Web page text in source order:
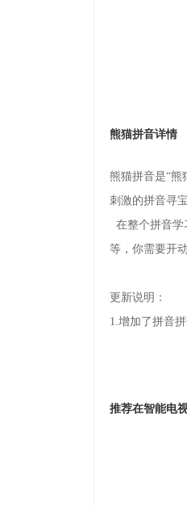
熊猫拼音详情
熊猫拼音是“熊
刺激的拼音寻
在整个拼音学
等，你需要开
更新说明：
1.增加了拼音
推荐在智能电